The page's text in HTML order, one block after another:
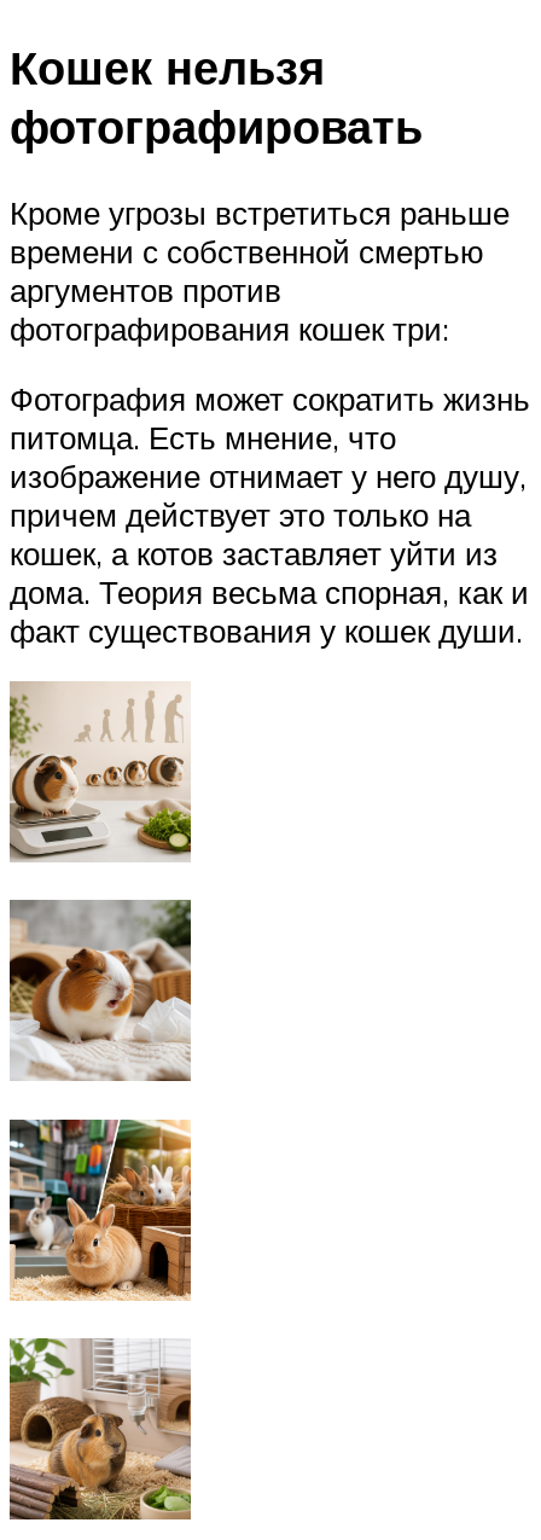
Кошек нельзя
фотографировать
Кроме угрозы встретиться раньше
времени с собственной смертью
аргументов против
фотографирования кошек три:
Фотография может сократить жизнь
питомца. Есть мнение, что
изображение отнимает у него душу,
причем действует это только на
кошек, а котов заставляет уйти из
дома. Теория весьма спорная, как и
факт существования у кошек души.